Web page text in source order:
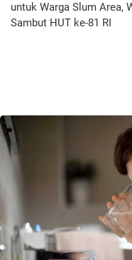
untuk Warga Slum Area,
Sambut HUT ke-81 RI